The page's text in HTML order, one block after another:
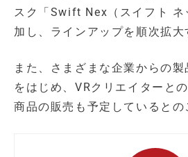
スク「Swift Nex（スイフト ネ
加し、ラインアップを順次拡大
また、さまざまな企業からの
をはじめ、VRクリエイターと
商品の販売も予定しているとの